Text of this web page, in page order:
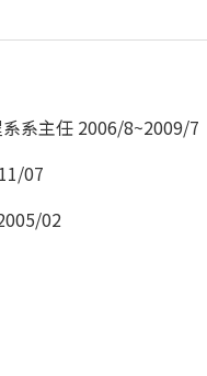
系主任 2006/8~2009/7
07
02